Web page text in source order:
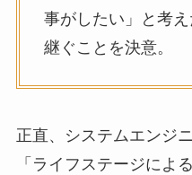
事がしたい」と考
継ぐことを決意。
正直、システムエンジ
「ライフステージによ